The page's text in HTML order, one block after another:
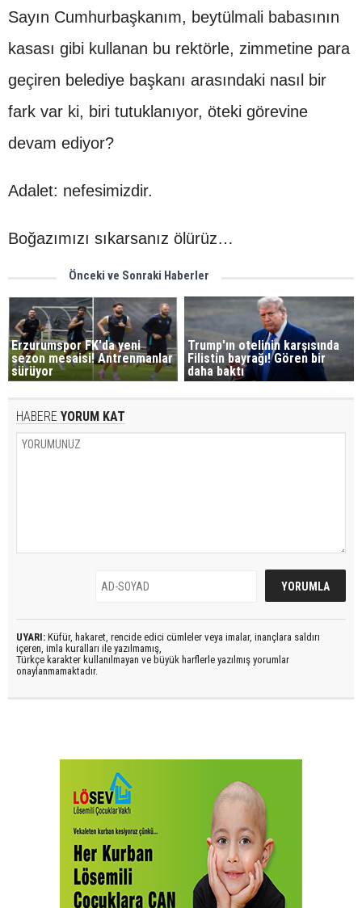
Sayın Cumhurbaşkanım, beytülmali babasının
kasası gibi kullanan bu rektörle, zimmetine para
geçiren belediye başkanı arasındaki nasıl bir
fark var ki, biri tutuklanıyor, öteki görevine
devam ediyor?
Adalet: nefesimizdir.
Boğazımızı sıkarsanız ölürüz…
Önceki ve Sonraki Haberler
Erzurumspor FK'da yeni
sezon mesaisi! Antrenmanlar
sürüyor
Trump'ın otelinin karşısında
Filistin bayrağı! Gören bir
daha baktı
HABERE YORUM KAT
UYARI: Küfür, hakaret, rencide edici cümleler veya imalar, inançlara saldırı
içeren, imla kuralları ile yazılmamış,
Türkçe karakter kullanılmayan ve büyük harflerle yazılmış yorumlar
onaylanmamaktadır.